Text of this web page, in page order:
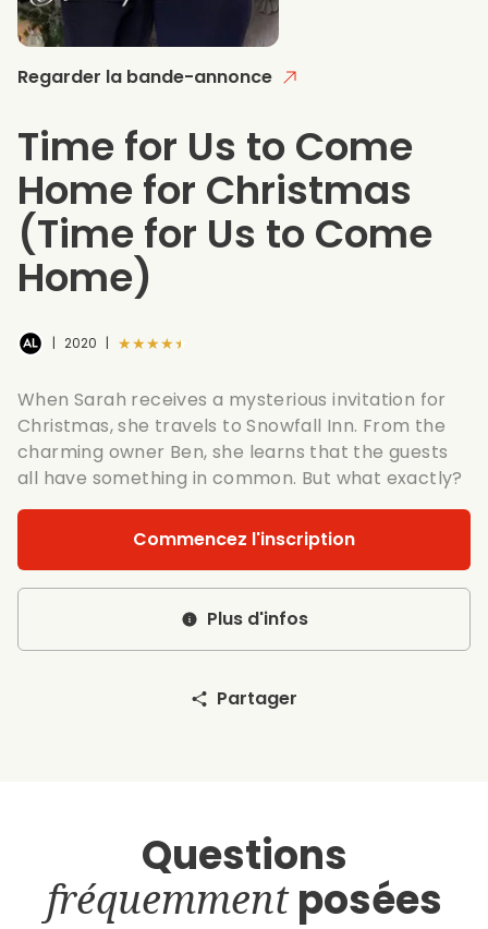
Regarder la bande-annonce
Time for Us to Come
Home for Christmas
(Time for Us to Come
Home)
| 2020 | ★★★★★
When Sarah receives a mysterious invitation for
Christmas, she travels to Snowfall Inn. From the
charming owner Ben, she learns that the guests
all have something in common. But what exactly?
Commencez l'inscription
Plus d'infos
Partager
Questions
fréquemmentposées